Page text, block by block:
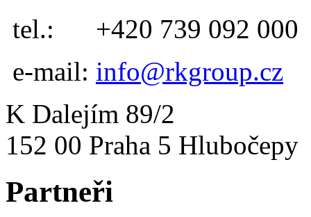
tel.: +420 739 092 000
e-mail: info@rkgroup.cz
K Dalejím 89/2
152 00 Praha 5 Hlubočepy
Partneři